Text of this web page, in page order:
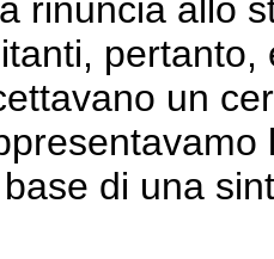
rinuncia allo
un
di una